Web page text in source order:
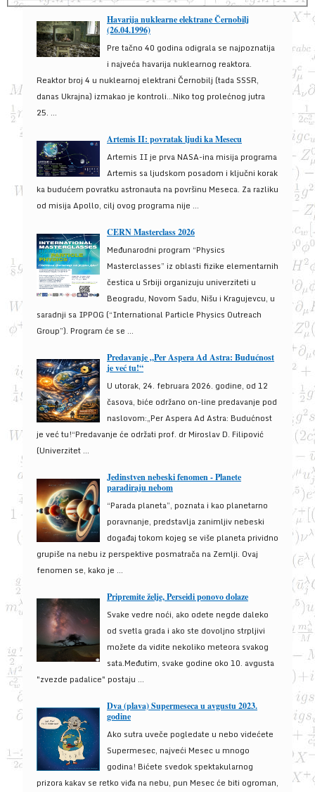
Havarija nuklearne elektrane Černobilj
(26.04.1996)
Pre tačno 40 godina odigrala se najpoznatija
i najveća havarija nuklearnog reaktora.
Reaktor broj 4 u nuklearnoj elektrani Černobilj (tada SSSR,
danas Ukrajna) izmakao je kontroli...Niko tog prolećnog jutra
25. ...
Artemis II: povratak ljudi ka Mesecu
Artemis II je prva NASA-ina misija programa
Artemis sa ljudskom posadom i ključni korak
ka budućem povratku astronauta na površinu Meseca. Za razliku
od misija Apollo, cilj ovog programa nije ...
CERN Masterclass 2026
Međunarodni program “Physics
Masterclasses” iz oblasti fizike elementarnih
čestica u Srbiji organizuju univerziteti u
Beogradu, Novom Sadu, Nišu i Kragujevcu, u
saradnji sa IPPOG (“International Particle Physics Outreach
Group”). Program će se ...
Predavanje „Per Aspera Ad Astra: Budućnost
je već tu!“
U utorak, 24. februara 2026. godine, od 12
časova, biće održano on-line predavanje pod
naslovom:„Per Aspera Ad Astra: Budućnost
je već tu!“Predavanje će održati prof. dr Miroslav D. Filipović
(Univerzitet ...
Jedinstven nebeski fenomen - Planete
paradiraju nebom
“Parada planeta”, poznata i kao planetarno
poravnanje, predstavlja zanimljiv nebeski
događaj tokom kojeg se više planeta prividno
grupiše na nebu iz perspektive posmatrača na Zemlji. Ovaj
fenomen se, kako je ...
Pripremite želje, Perseidi ponovo dolaze
Svake vedre noći, ako odete negde daleko
od svetla grada i ako ste dovoljno strpljivi
možete da vidite nekoliko meteora svakog
sata.Međutim, svake godine oko 10. avgusta
"zvezde padalice" postaju ...
Dva (plava) Supermeseca u avgustu 2023.
godine
Ako sutra uveče pogledate u nebo videćete
Supermesec, najveći Mesec u mnogo
godina! Bićete svedok spektakularnog
prizora kakav se retko viđa na nebu, pun Mesec će biti ogroman,